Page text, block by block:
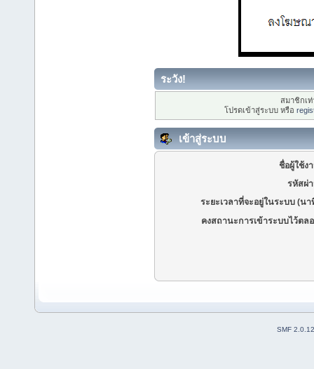
ระวัง!
สมาชิกเ
โปรดเข้าสู่ระบบ หรือ
เข้าสู่ระบบ
ชื่อผู้ใช้ง
รหัสผ่
ระยะเวลาที่จะอยู่ในระบบ (นา
คงสถานะการเข้าระบบไว้ตล
SMF 2.0.12